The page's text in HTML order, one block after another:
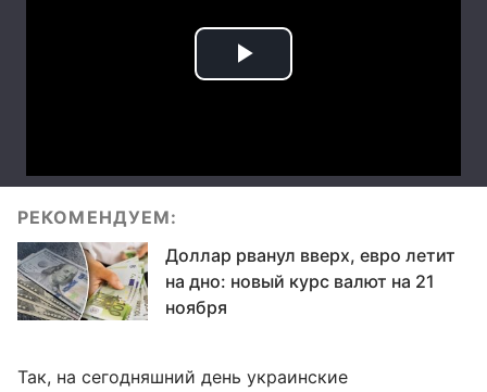
РЕКОМЕНДУЕМ:
Доллар рванул вверх, евро летит
на дно: новый курс валют на 21
ноября
Так, на сегодняшний день украинские